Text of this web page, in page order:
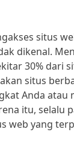
situs
dikenal.
30% dari
situs
Anda atau
itu, selalu
web yang